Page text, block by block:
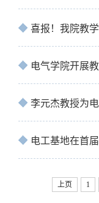
喜报！我院教
电气学院开展
李元杰教授为
上页 1